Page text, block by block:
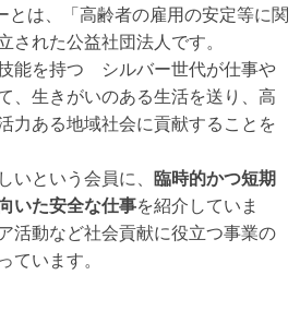
は、「高齢者の雇用の安定等に関
された公益社団法人です。
能を持つ シルバー世代が仕事や
、生きがいのある生活を送り、高
力ある地域社会に貢献することを
という会員に、
臨時的かつ短期
いた安全な仕事を紹介していま
活動など社会貢献に役立つ事業の
ています。